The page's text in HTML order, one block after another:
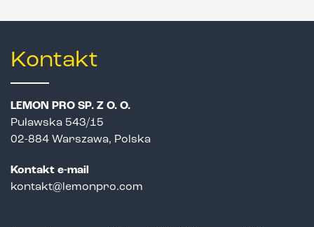
Kontakt
LEMON PRO SP. Z O. O.
Puławska 543/15
02-884 Warszawa, Polska
Kontakt e-mail
kontakt@lemonpro.com